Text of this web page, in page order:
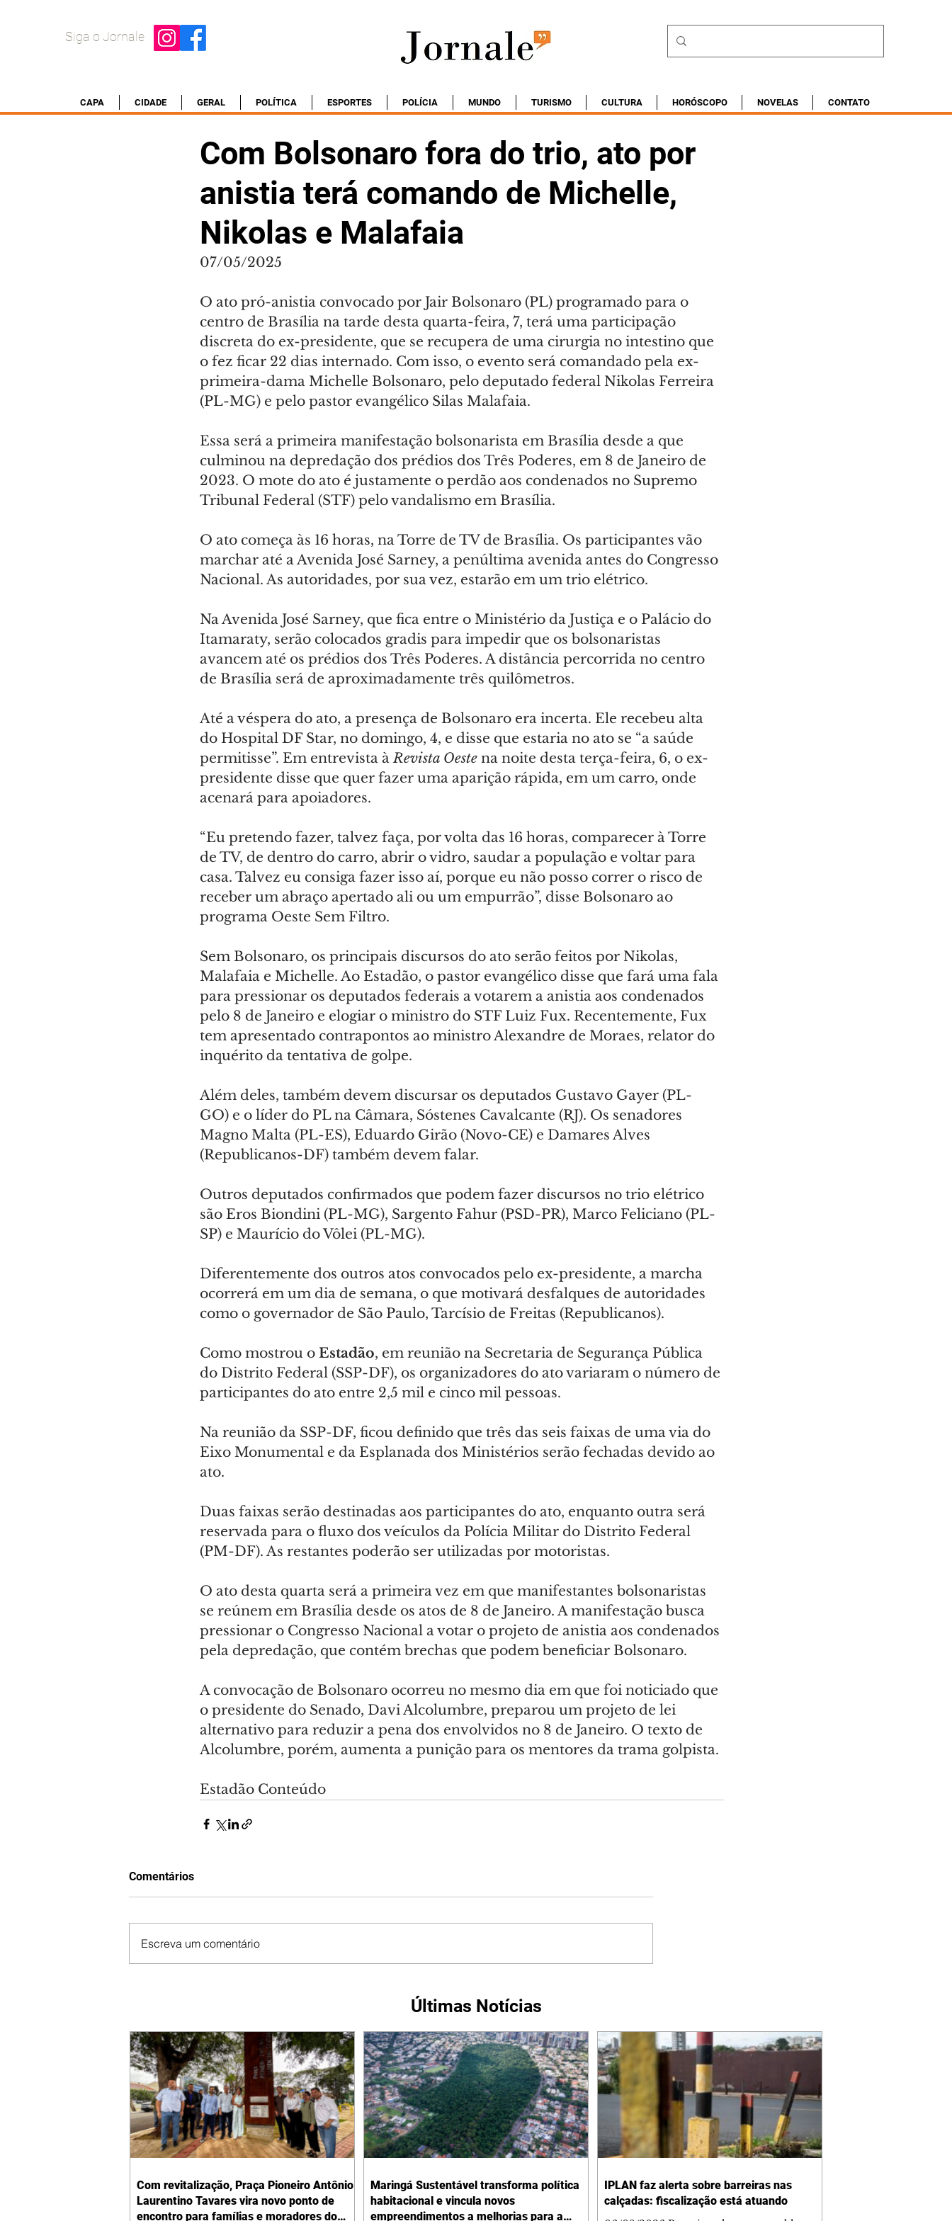
Siga o Jornale
CAPA CIDADE GERAL POLÍTICA ESPORTES POLÍCIA MUNDO TURISMO CULTURA HORÓSCOPO NOVELAS CONTATO
Com Bolsonaro fora do trio, ato por
anistia terá comando de Michelle,
Nikolas e Malafaia
07/05/2025
O ato pró-anistia convocado por Jair Bolsonaro (PL) programado para o
centro de Brasília na tarde desta quarta-feira, 7, terá uma participação
discreta do ex-presidente, que se recupera de uma cirurgia no intestino que
o fez ficar 22 dias internado. Com isso, o evento será comandado pela ex-
primeira-dama Michelle Bolsonaro, pelo deputado federal Nikolas Ferreira
(PL-MG) e pelo pastor evangélico Silas Malafaia.
Essa será a primeira manifestação bolsonarista em Brasília desde a que
culminou na depredação dos prédios dos Três Poderes, em 8 de Janeiro de
2023. O mote do ato é justamente o perdão aos condenados no Supremo
Tribunal Federal (STF) pelo vandalismo em Brasília.
O ato começa às 16 horas, na Torre de TV de Brasília. Os participantes vão
marchar até a Avenida José Sarney, a penúltima avenida antes do Congresso
Nacional. As autoridades, por sua vez, estarão em um trio elétrico.
Na Avenida José Sarney, que fica entre o Ministério da Justiça e o Palácio do
Itamaraty, serão colocados gradis para impedir que os bolsonaristas
avancem até os prédios dos Três Poderes. A distância percorrida no centro
de Brasília será de aproximadamente três quilômetros.
Até a véspera do ato, a presença de Bolsonaro era incerta. Ele recebeu alta
do Hospital DF Star, no domingo, 4, e disse que estaria no ato se “a saúde
permitisse”. Em entrevista à Revista Oeste na noite desta terça-feira, 6, o ex-
presidente disse que quer fazer uma aparição rápida, em um carro, onde
acenará para apoiadores.
“Eu pretendo fazer, talvez faça, por volta das 16 horas, comparecer à Torre
de TV, de dentro do carro, abrir o vidro, saudar a população e voltar para
casa. Talvez eu consiga fazer isso aí, porque eu não posso correr o risco de
receber um abraço apertado ali ou um empurrão”, disse Bolsonaro ao
programa Oeste Sem Filtro.
Sem Bolsonaro, os principais discursos do ato serão feitos por Nikolas,
Malafaia e Michelle. Ao Estadão, o pastor evangélico disse que fará uma fala
para pressionar os deputados federais a votarem a anistia aos condenados
pelo 8 de Janeiro e elogiar o ministro do STF Luiz Fux. Recentemente, Fux
tem apresentado contrapontos ao ministro Alexandre de Moraes, relator do
inquérito da tentativa de golpe.
Além deles, também devem discursar os deputados Gustavo Gayer (PL-
GO) e o líder do PL na Câmara, Sóstenes Cavalcante (RJ). Os senadores
Magno Malta (PL-ES), Eduardo Girão (Novo-CE) e Damares Alves
(Republicanos-DF) também devem falar.
Outros deputados confirmados que podem fazer discursos no trio elétrico
são Eros Biondini (PL-MG), Sargento Fahur (PSD-PR), Marco Feliciano (PL-
SP) e Maurício do Vôlei (PL-MG).
Diferentemente dos outros atos convocados pelo ex-presidente, a marcha
ocorrerá em um dia de semana, o que motivará desfalques de autoridades
como o governador de São Paulo, Tarcísio de Freitas (Republicanos).
Como mostrou o Estadão, em reunião na Secretaria de Segurança Pública
do Distrito Federal (SSP-DF), os organizadores do ato variaram o número de
participantes do ato entre 2,5 mil e cinco mil pessoas.
Na reunião da SSP-DF, ficou definido que três das seis faixas de uma via do
Eixo Monumental e da Esplanada dos Ministérios serão fechadas devido ao
ato.
Duas faixas serão destinadas aos participantes do ato, enquanto outra será
reservada para o fluxo dos veículos da Polícia Militar do Distrito Federal
(PM-DF). As restantes poderão ser utilizadas por motoristas.
O ato desta quarta será a primeira vez em que manifestantes bolsonaristas
se reúnem em Brasília desde os atos de 8 de Janeiro. A manifestação busca
pressionar o Congresso Nacional a votar o projeto de anistia aos condenados
pela depredação, que contém brechas que podem beneficiar Bolsonaro.
A convocação de Bolsonaro ocorreu no mesmo dia em que foi noticiado que
o presidente do Senado, Davi Alcolumbre, preparou um projeto de lei
alternativo para reduzir a pena dos envolvidos no 8 de Janeiro. O texto de
Alcolumbre, porém, aumenta a punição para os mentores da trama golpista.
Estadão Conteúdo
Comentários
Escreva um comentário
Últimas Notícias
Com revitalização, Praça Pioneiro Antônio
Laurentino Tavares vira novo ponto de
encontro para famílias e moradores do
Maringá Sustentável transforma política
habitacional e vincula novos
empreendimentos a melhorias para a
IPLAN faz alerta sobre barreiras nas
calçadas: fiscalização está atuando